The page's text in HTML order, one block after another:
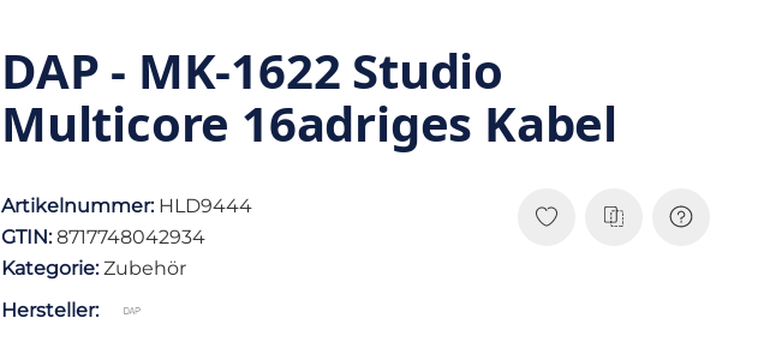
DAP - MK-1622 Studio
Multicore 16adriges Kabel
Artikelnummer: HLD9444
GTIN:8717748042934
Kategorie:Zubehör
Hersteller: